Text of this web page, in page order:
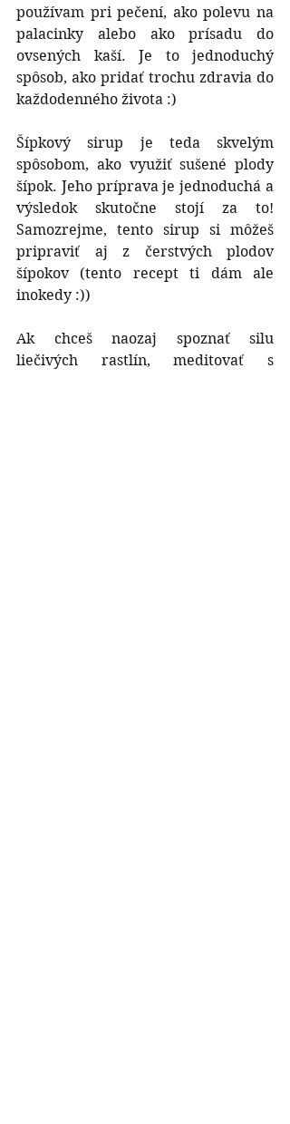
používam pri pečení, ako polevu na
palacinky alebo ako prísadu do
ovsených kaší. Je to jednoduchý
spôsob, ako pridať trochu zdravia do
každodenného života :)
Šípkový sirup je teda skvelým
spôsobom, ako využiť sušené plody
šípok. Jeho príprava je jednoduchá a
výsledok skutočne stojí za to!
Samozrejme, tento sirup si môžeš
pripraviť aj z čerstvých plodov
šípokov (tento recept ti dám ale
inokedy :))
Ak chceš naozaj spoznať silu
liečivých rastlín, meditovať s